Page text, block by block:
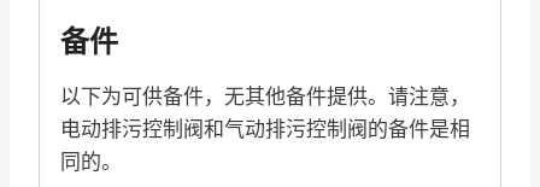
备件
以下为可供备件，无其他备件提供。请注意，
电动排污控制阀和气动排污控制阀的备件是相
同的。